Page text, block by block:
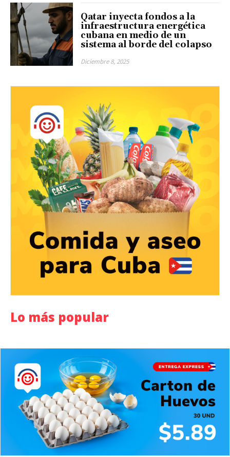
Qatar inyecta fondos a la
infraestructura energética
cubana en medio de un
sistema al borde del colapso
Diciembre 8, 2025
Lo más popular